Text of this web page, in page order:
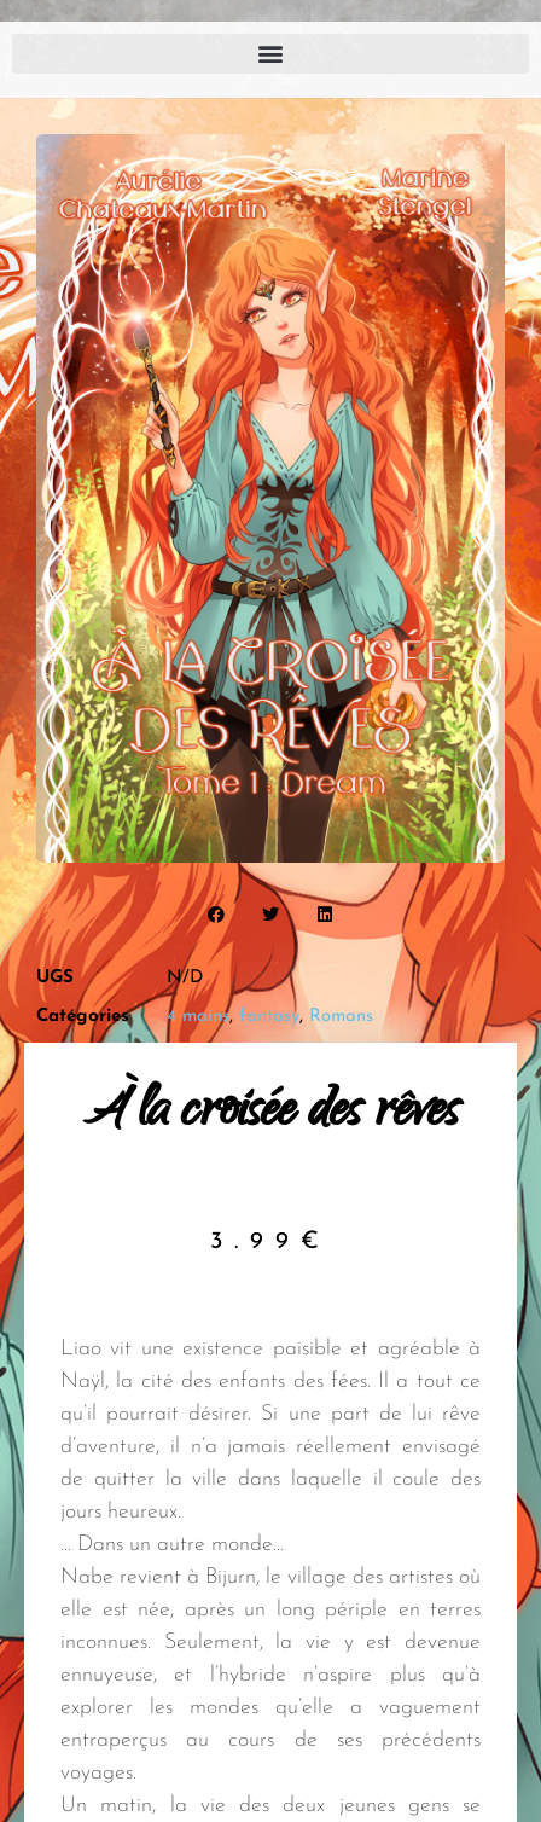
UGS N/D
Catégories 4 mains, fantasy, Romans
À la croisée des rêves
3.99 €
Liao vit une existence paisible et agréable à
Naÿl, la cité des enfants des fées. Il a tout ce
qu’il pourrait désirer. Si une part de lui rêve
d’aventure, il n’a jamais réellement envisagé
de quitter la ville dans laquelle il coule des
jours heureux.
… Dans un autre monde…
Nabe revient à Bijurn, le village des artistes où
elle est née, après un long périple en terres
inconnues. Seulement, la vie y est devenue
ennuyeuse, et l’hybride n’aspire plus qu’à
explorer les mondes qu’elle a vaguement
entraperçus au cours de ses précédents
voyages.
Un matin, la vie des deux jeunes gens se